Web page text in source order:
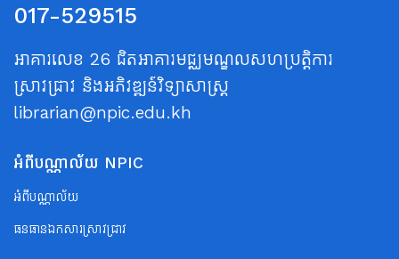
017-529515
អាគារលេខ 26 ជិតអាគារមជ្ឈមណ្ឌលសហប្រត្តិការ
ស្រាវជ្រាវ និងអភិវឌ្ឍន៍វិទ្យាសាស្ត្រ
librarian@npic.edu.kh
អំពីបណ្ណាល័យ NPIC
អំពីបណ្ណាល័យ
ធនធានឯកសារស្រាវជ្រាវ